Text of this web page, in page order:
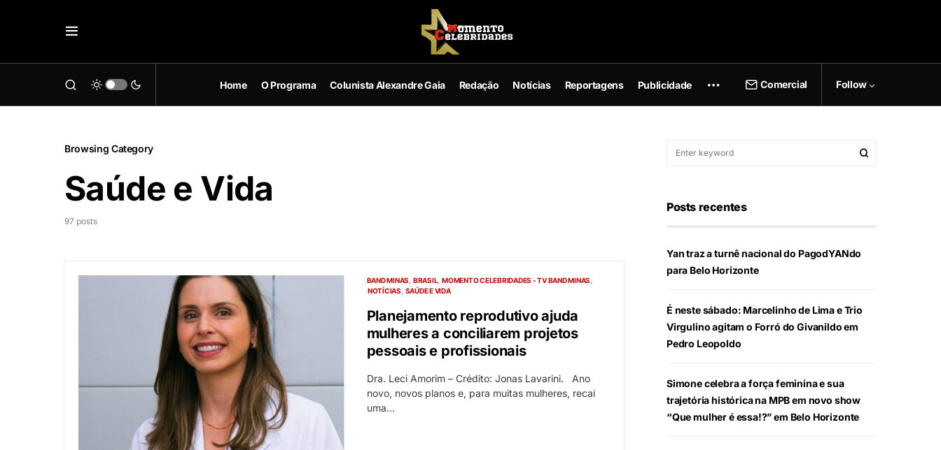
Home O Programa Colunista Alexandre Gaia Redação Notícias Reportagens Publicidade Comercial Follow
Browsing Category
Saúde e Vida
97 posts
BAND MINAS BRASIL MOMENTO CELEBRIDADES - TV BAND MINAS
NOTÍCIAS SAÚDE E VIDA
Planejamento reprodutivo ajuda
mulheres a conciliarem projetos
pessoais e profissionais
Dra. Leci Amorim – Crédito: Jonas Lavarini. Ano
novo, novos planos e, para muitas mulheres, recai
uma…
Posts recentes
Yan traz a turnê nacional do PagodYANdo
para Belo Horizonte
É neste sábado: Marcelinho de Lima e Trio
Virgulino agitam o Forró do Givanildo em
Pedro Leopoldo
Simone celebra a força feminina e sua
trajetória histórica na MPB em novo show
“Que mulher é essa!?” em Belo Horizonte